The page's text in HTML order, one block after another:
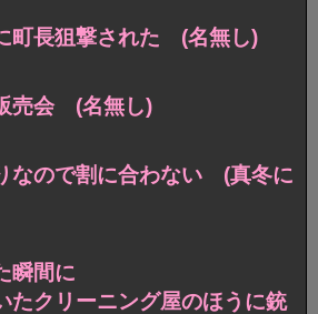
町長狙撃された (名無し)
売会 (名無し)
なので割に合わない (真冬に
瞬間に
たクリーニング屋のほうに銃